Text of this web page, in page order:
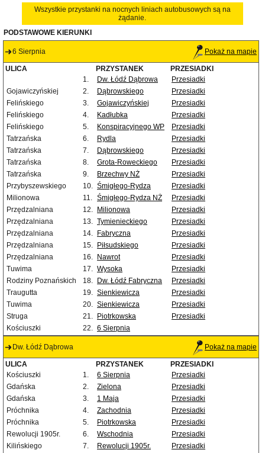
Wszystkie przystanki na nocnych liniach autobusowych są na
żądanie.
PODSTAWOWE KIERUNKI
6 Sierpnia Pokaż na mapie
ULICA PRZYSTANEK
PRZESIADKI
1.
Dw. Łódź Dąbrowa
Przesiadki
Gojawiczyńskiej
2. Dąbrowskiego
Przesiadki
Felińskiego
3. Gojawiczyńskiej
Przesiadki
Felińskiego
4. Kadłubka
Przesiadki
Felińskiego
5. Konspiracyjnego WP
Przesiadki
Tatrzańska
6. Rydla
Przesiadki
Tatrzańska
7. Dąbrowskiego
Przesiadki
Tatrzańska
8. Grota-Roweckiego
Przesiadki
Tatrzańska
9. Brzechwy NŻ
Przesiadki
Przybyszewskiego
10. Śmigłego-Rydza
Przesiadki
Milionowa
11. Śmigłego-Rydza NŻ
Przesiadki
Przędzalniana
12. Milionowa
Przesiadki
Przędzalniana
13. Tymienieckiego
Przesiadki
Przędzalniana
14. Fabryczna
Przesiadki
Przędzalniana
15. Piłsudskiego
Przesiadki
Przędzalniana
16. Nawrot
Przesiadki
Tuwima
17. Wysoka
Przesiadki
Rodziny Poznańskich
18. Dw. Łódź Fabryczna
Przesiadki
Traugutta
19. Sienkiewicza
Przesiadki
Tuwima
20. Sienkiewicza
Przesiadki
Struga
21. Piotrkowska
Przesiadki
Kościuszki
22. 6 Sierpnia
Dw. Łódź Dąbrowa Pokaż na mapie
ULICA PRZYSTANEK
PRZESIADKI
Kościuszki
1. 6 Sierpnia
Przesiadki
Gdańska
2. Zielona
Przesiadki
Gdańska
3. 1 Maja
Przesiadki
Próchnika
4. Zachodnia
Przesiadki
Próchnika
5. Piotrkowska
Przesiadki
Rewolucji 1905r.
6. Wschodnia
Przesiadki
Kilińskiego
7. Rewolucji 1905r.
Przesiadki